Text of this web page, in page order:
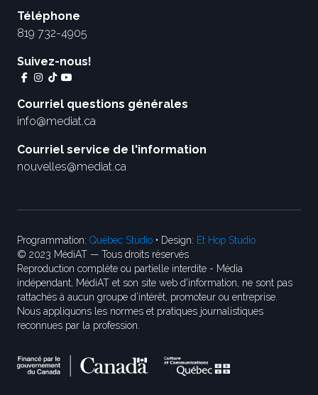
Téléphone
819 732-4905
Suivez-nous!
Courriel questions générales
info@mediat.ca
Courriel service de l'information
nouvelles@mediat.ca
Programmation: Québec Studio • Design: Et Hop Studio
© 2023 MédiAT — Tous droits réservés
Reproduction complète ou partielle interdite - Média
indépendant, MédiAT et son site web d'information, ne sont pas
rattachés à aucun groupe d’intérêt, promoteur ou entreprise.
Nous appliquons les normes et pratiques journalistiques
reconnues par la profession.